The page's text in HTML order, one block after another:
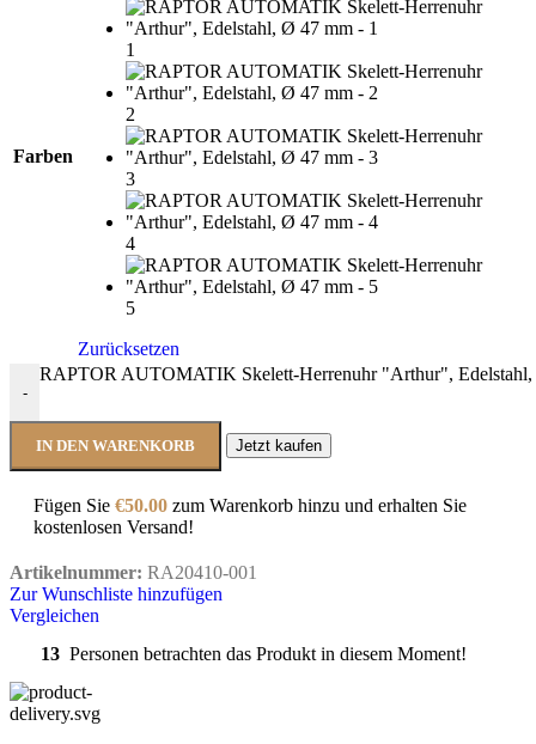
Farben
1
2
3
4
5
Zurücksetzen
-
RAPTOR AUTOMATIK Skelett-Herrenuhr "Arthur",
IN DEN WARENKORB Jetzt kaufen
Fügen Sie €50.00 zum Warenkorb hinzu und erhalten Sie
kostenlosen Versand!
Artikelnummer: RA20410-001
Zur Wunschliste hinzufügen
Vergleichen
13 Personen betrachten das Produkt in diesem Moment!